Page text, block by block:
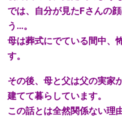
では、自分が見たFさんの
う…。
母は葬式にでている間中、
す。
その後、母と父は父の実家
建てて暮らしています。
この話とは全然関係ない理